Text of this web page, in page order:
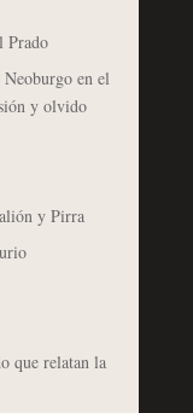
Prado
en el
y olvido
y Pirra
que relatan la